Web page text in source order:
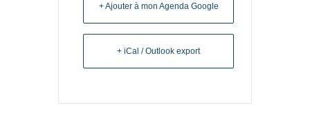
+ Ajouter à mon Agenda Google
+ iCal / Outlook export